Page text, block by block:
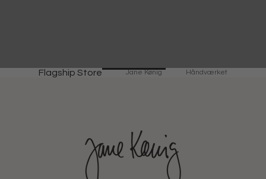
Flagship Store Jane Kønig Håndværket